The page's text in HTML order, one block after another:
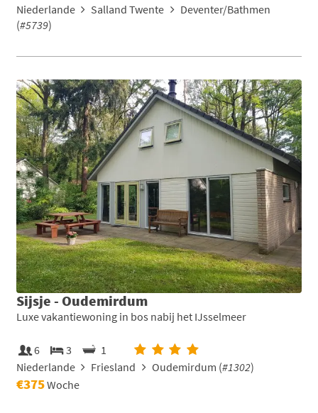
Niederlande
Salland Twente
Deventer/Bathmen
(#5739)
Sijsje - Oudemirdum
Luxe vakantiewoning in bos nabij het IJsselmeer
6 3
1
Niederlande
Friesland Oudemirdum (#1302)
€375Woche